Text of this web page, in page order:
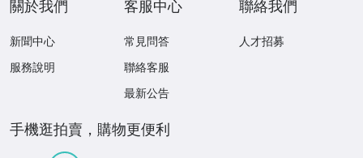
關於我們
新聞中心
服務說明
客服中心
常見問答
聯絡客服
最新公告
聯絡我們
人才招募
手機逛拍賣，購物更便利